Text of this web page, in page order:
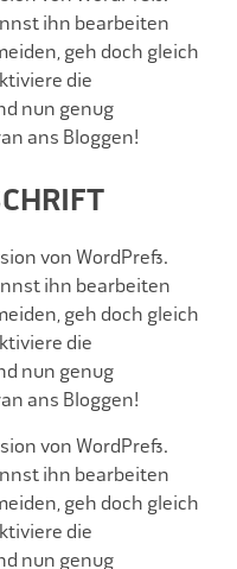
ihn bearbeiten
geh doch gleich
die
nun genug
ans Bloggen!
von WordPress.
ihn bearbeiten
geh doch gleich
die
nun genug
ans Bloggen!
von WordPress.
ihn bearbeiten
geh doch gleich
die
nun genug